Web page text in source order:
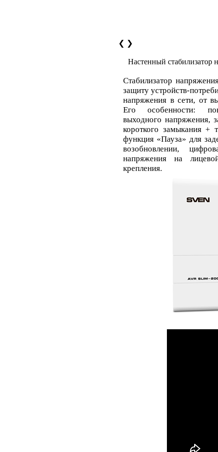
❮ ❯
Настенный
Стабилизатор
защиту устройств-
напряжения в сети, от
Его особенности:
выходного напряжения,
короткого замыкания +
функция «Пауза» для
возобновлении,
напряжения на
крепления.